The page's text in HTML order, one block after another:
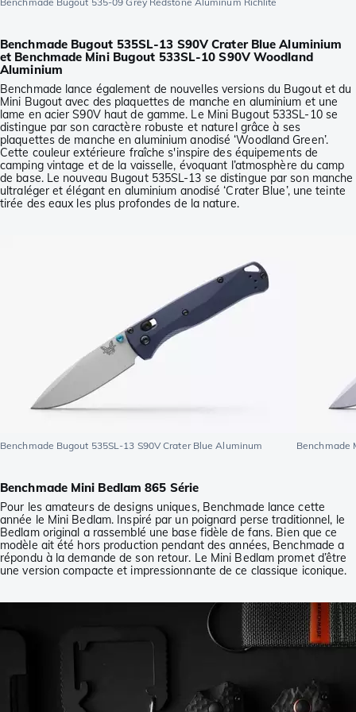
Benchmade Bugout 535SL-13 S90V Crater Blue Aluminium
et Benchmade Mini Bugout 533SL-10 S90V Woodland
Aluminium
Benchmade lance également de nouvelles versions du Bugout et du
Mini Bugout avec des plaquettes de manche en aluminium et une
lame en acier S90V haut de gamme. Le Mini Bugout 533SL-10 se
distingue par son caractère robuste et naturel grâce à ses
plaquettes de manche en aluminium anodisé ‘Woodland Green’.
Cette couleur extérieure fraîche s'inspire des équipements de
camping vintage et de la vaisselle, évoquant l’atmosphère du camp
de base. Le nouveau Bugout 535SL-13 se distingue par son manche
ultraléger et élégant en aluminium anodisé ‘Crater Blue’, une teinte
tirée des eaux les plus profondes de la nature.
Benchmade Bugout 535SL-13 S90V Crater Blue Aluminum Benchmade
Benchmade Mini Bedlam 865 Série
Pour les amateurs de designs uniques, Benchmade lance cette
année le Mini Bedlam. Inspiré par un poignard perse traditionnel, le
Bedlam original a rassemblé une base fidèle de fans. Bien que ce
modèle ait été hors production pendant des années, Benchmade a
répondu à la demande de son retour. Le Mini Bedlam promet d’être
une version compacte et impressionnante de ce classique iconique.